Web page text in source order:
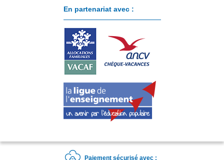
En partenariat avec :
Paiement sécurisé avec :